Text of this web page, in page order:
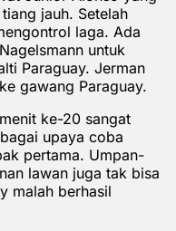
jauh. Setelah
laga. Ada
untuk
Paraguay. Jerman
gawang Paraguay.
ke-20 sangat
upaya coba
pertama. Umpan-
lawan juga tak bisa
malah berhasil